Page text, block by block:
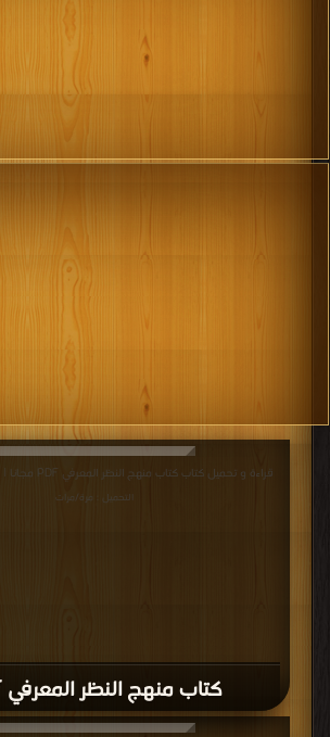
كتاب منهج النظر المعرفي PDF
قراءة و تحميل كتاب كتاب منهج النظر المعرفي PDF مجانا | مكتبة >
التحميل : مرة/مرات